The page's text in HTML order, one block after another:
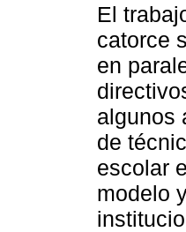
El
catorce
en
algunos
de
escolar
modelo